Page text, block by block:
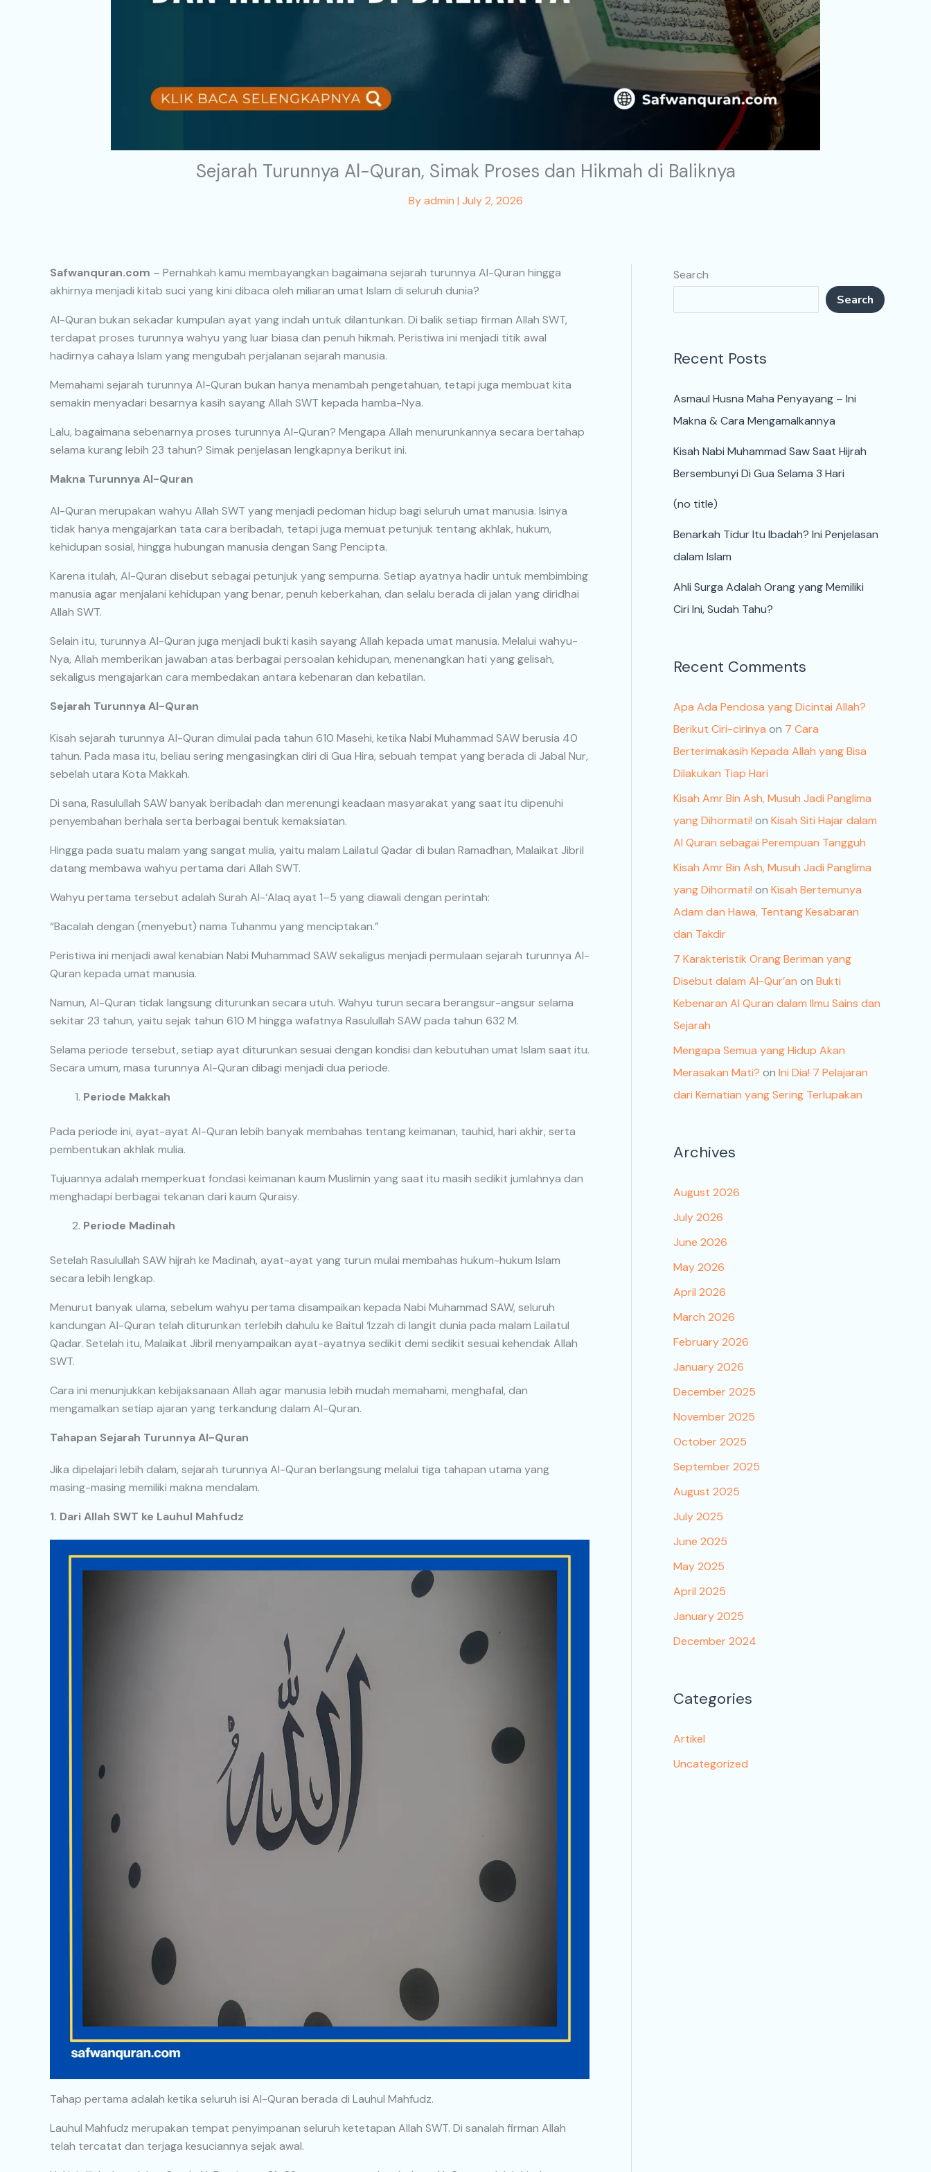
Sejarah Turunnya Al-Quran, Simak Proses dan Hikmah di Baliknya
Byadmin | July 2, 2026
Safwanquran.com – Pernahkah kamu membayangkan bagaimana sejarah turunnya Al-Quran hingga
akhirnya menjadi kitab suci yang kini dibaca oleh miliaran umat Islam di seluruh dunia?
Al-Quran bukan sekadar kumpulan ayat yang indah untuk dilantunkan. Di balik setiap firman Allah SWT,
terdapat proses turunnya wahyu yang luar biasa dan penuh hikmah. Peristiwa ini menjadi titik awal
hadirnya cahaya Islam yang mengubah perjalanan sejarah manusia.
Memahami sejarah turunnya Al-Quran bukan hanya menambah pengetahuan, tetapi juga membuat kita
semakin menyadari besarnya kasih sayang Allah SWT kepada hamba-Nya.
Lalu, bagaimana sebenarnya proses turunnya Al-Quran? Mengapa Allah menurunkannya secara bertahap
selama kurang lebih 23 tahun? Simak penjelasan lengkapnya berikut ini.
Makna Turunnya Al-Quran
Al-Quran merupakan wahyu Allah SWT yang menjadi pedoman hidup bagi seluruh umat manusia. Isinya
tidak hanya mengajarkan tata cara beribadah, tetapi juga memuat petunjuk tentang akhlak, hukum,
kehidupan sosial, hingga hubungan manusia dengan Sang Pencipta.
Karena itulah, Al-Quran disebut sebagai petunjuk yang sempurna. Setiap ayatnya hadir untuk membimbing
manusia agar menjalani kehidupan yang benar, penuh keberkahan, dan selalu berada di jalan yang diridhai
Allah SWT.
Selain itu, turunnya Al-Quran juga menjadi bukti kasih sayang Allah kepada umat manusia. Melalui wahyu-
Nya, Allah memberikan jawaban atas berbagai persoalan kehidupan, menenangkan hati yang gelisah,
sekaligus mengajarkan cara membedakan antara kebenaran dan kebatilan.
Sejarah Turunnya Al-Quran
Kisah sejarah turunnya Al-Quran dimulai pada tahun 610 Masehi, ketika Nabi Muhammad SAW berusia 40
tahun. Pada masa itu, beliau sering mengasingkan diri di Gua Hira, sebuah tempat yang berada di Jabal Nur,
sebelah utara Kota Makkah.
Di sana, Rasulullah SAW banyak beribadah dan merenungi keadaan masyarakat yang saat itu dipenuhi
penyembahan berhala serta berbagai bentuk kemaksiatan.
Hingga pada suatu malam yang sangat mulia, yaitu malam Lailatul Qadar di bulan Ramadhan, Malaikat Jibril
datang membawa wahyu pertama dari Allah SWT.
Wahyu pertama tersebut adalah Surah Al-‘Alaq ayat 1–5 yang diawali dengan perintah:
“Bacalah dengan (menyebut) nama Tuhanmu yang menciptakan.”
Peristiwa ini menjadi awal kenabian Nabi Muhammad SAW sekaligus menjadi permulaan sejarah turunnya Al-
Quran kepada umat manusia.
Namun, Al-Quran tidak langsung diturunkan secara utuh. Wahyu turun secara berangsur-angsur selama
sekitar 23 tahun, yaitu sejak tahun 610 M hingga wafatnya Rasulullah SAW pada tahun 632 M.
Selama periode tersebut, setiap ayat diturunkan sesuai dengan kondisi dan kebutuhan umat Islam saat itu.
Secara umum, masa turunnya Al-Quran dibagi menjadi dua periode.
Periode Makkah
Pada periode ini, ayat-ayat Al-Quran lebih banyak membahas tentang keimanan, tauhid, hari akhir, serta
pembentukan akhlak mulia.
Tujuannya adalah memperkuat fondasi keimanan kaum Muslimin yang saat itu masih sedikit jumlahnya dan
menghadapi berbagai tekanan dari kaum Quraisy.
Periode Madinah
Setelah Rasulullah SAW hijrah ke Madinah, ayat-ayat yang turun mulai membahas hukum-hukum Islam
secara lebih lengkap.
Menurut banyak ulama, sebelum wahyu pertama disampaikan kepada Nabi Muhammad SAW, seluruh
kandungan Al-Quran telah diturunkan terlebih dahulu ke Baitul ‘Izzah di langit dunia pada malam Lailatul
Qadar. Setelah itu, Malaikat Jibril menyampaikan ayat-ayatnya sedikit demi sedikit sesuai kehendak Allah
SWT.
Cara ini menunjukkan kebijaksanaan Allah agar manusia lebih mudah memahami, menghafal, dan
mengamalkan setiap ajaran yang terkandung dalam Al-Quran.
Tahapan Sejarah Turunnya Al-Quran
Jika dipelajari lebih dalam, sejarah turunnya Al-Quran berlangsung melalui tiga tahapan utama yang
masing-masing memiliki makna mendalam.
1. Dari Allah SWT ke Lauhul Mahfudz
Tahap pertama adalah ketika seluruh isi Al-Quran berada di Lauhul Mahfudz.
Lauhul Mahfudz merupakan tempat penyimpanan seluruh ketetapan Allah SWT. Di sanalah firman Allah
telah tercatat dan terjaga kesuciannya sejak awal.
Search
Search
Recent Posts
Asmaul Husna Maha Penyayang – Ini
Makna & Cara Mengamalkannya
Kisah Nabi Muhammad Saw Saat Hijrah
Bersembunyi Di Gua Selama 3 Hari
(no title)
Benarkah Tidur Itu Ibadah? Ini Penjelasan
dalam Islam
Ahli Surga Adalah Orang yang Memiliki
Ciri Ini, Sudah Tahu?
Recent Comments
Apa Ada Pendosa yang Dicintai Allah?
Berikut Ciri-cirinya on 7 Cara
Berterimakasih Kepada Allah yang Bisa
Dilakukan Tiap Hari
Kisah Amr Bin Ash, Musuh Jadi Panglima
yang Dihormati! on Kisah Siti Hajar dalam
Al Quran sebagai Perempuan Tangguh
Kisah Amr Bin Ash, Musuh Jadi Panglima
yang Dihormati! on Kisah Bertemunya
Adam dan Hawa, Tentang Kesabaran
dan Takdir
7 Karakteristik Orang Beriman yang
Disebut dalam Al-Qur’an on Bukti
Kebenaran Al Quran dalam Ilmu Sains dan
Sejarah
Mengapa Semua yang Hidup Akan
Merasakan Mati? on Ini Dia! 7 Pelajaran
dari Kematian yang Sering Terlupakan
Archives
August 2026
July 2026
June 2026
May 2026
April 2026
March 2026
February 2026
January 2026
December 2025
November 2025
October 2025
September 2025
August 2025
July 2025
June 2025
May 2025
April 2025
January 2025
December 2024
Categories
Artikel
Uncategorized